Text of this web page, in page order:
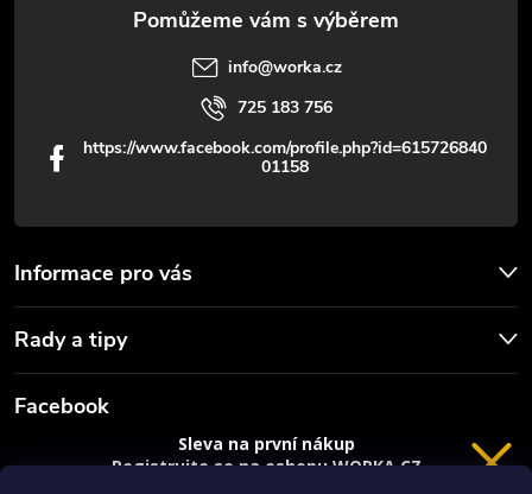
Informace pro vás
Rady a tipy
info@worka.cz
725 183 756
https://www.facebook.com/profile.php?id=615726840
01158
Facebook
Sleva na první nákup
Registrujte se na eshopu WORKA.CZ